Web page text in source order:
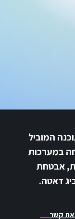
המוביל
במערכות
אבטחת
דאטה.
קשר